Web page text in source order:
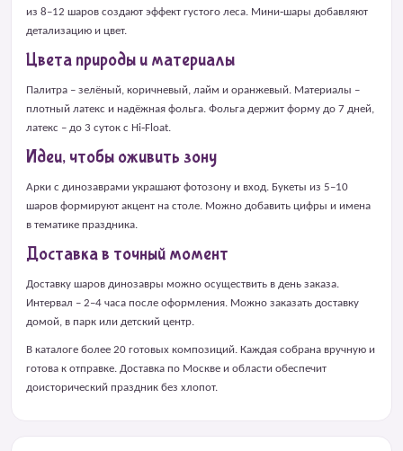
из 8–12 шаров создают эффект густого леса. Мини‑шары добавляют
детализацию и цвет.
Цвета природы и материалы
Палитра – зелёный, коричневый, лайм и оранжевый. Материалы –
плотный латекс и надёжная фольга. Фольга держит форму до 7 дней,
латекс – до 3 суток с Hi‑Float.
Идеи, чтобы оживить зону
Арки с динозаврами украшают фотозону и вход. Букеты из 5–10
шаров формируют акцент на столе. Можно добавить цифры и имена
в тематике праздника.
Доставка в точный момент
Доставку шаров динозавры можно осуществить в день заказа.
Интервал – 2–4 часа после оформления. Можно заказать доставку
домой, в парк или детский центр.
В каталоге более 20 готовых композиций. Каждая собрана вручную и
готова к отправке. Доставка по Москве и области обеспечит
доисторический праздник без хлопот.